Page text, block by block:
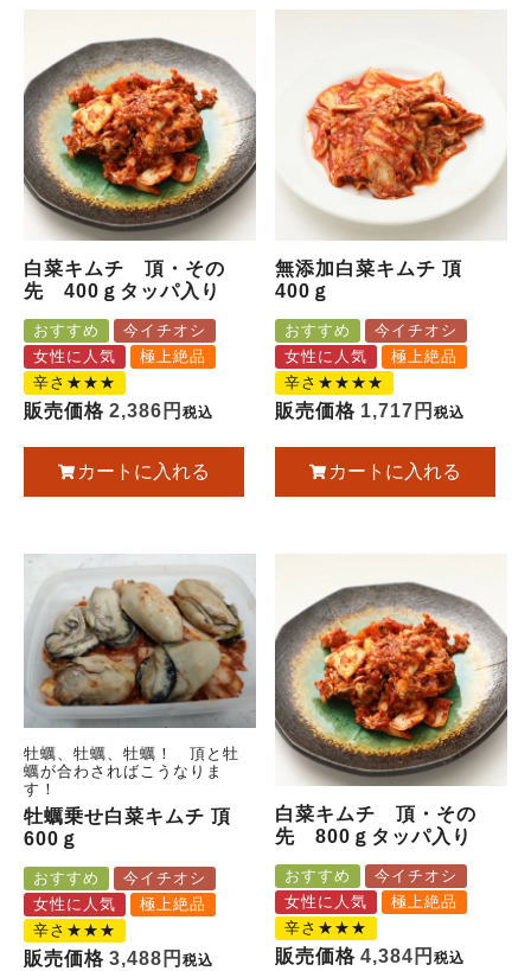
白菜キムチ 頂・その
先 400ｇタッパ入り
おすすめ
今イチオシ
女性に人気
極上絶品
辛さ★★★
販売価格 2,386 税込
カートに入れる
無添加白菜キムチ 頂
400ｇ
おすすめ
今イチオシ
女性に人気
極上絶品
辛さ★★★★
販売価格 1,717 税込
カートに入れる
牡蠣、牡蠣、牡蠣！ 頂と牡
蠣が合わさればこうなりま
す！
牡蠣乗せ白菜キムチ 頂
600ｇ
おすすめ
今イチオシ
女性に人気
極上絶品
辛さ★★★
販売価格 3,488 税込
白菜キムチ 頂・その
先 800ｇタッパ入り
おすすめ
今イチオシ
女性に人気
極上絶品
辛さ★★★
販売価格 4,384 税込